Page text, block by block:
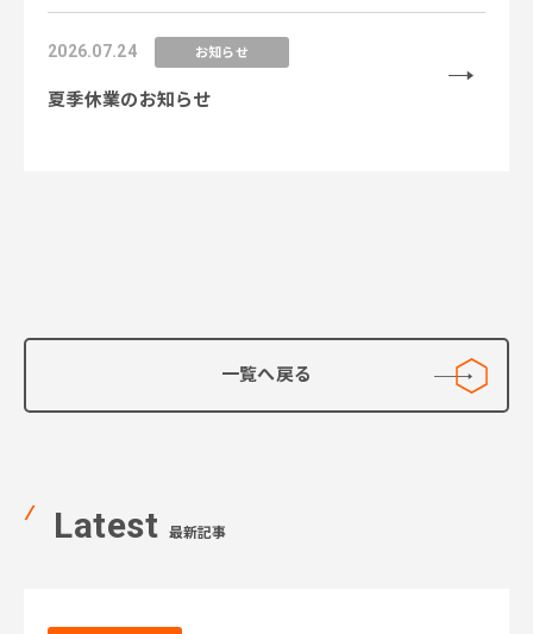
域の専門性を強化〜
2026.07.24 お知らせ
夏季休業のお知らせ
一覧へ戻る
Latest 最新記事